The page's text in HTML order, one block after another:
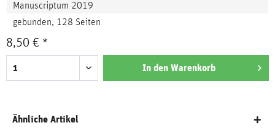
Manuscriptum 2019
gebunden, 128 Seiten
8,50 € *
In den Warenkorb
Ähnliche Artikel